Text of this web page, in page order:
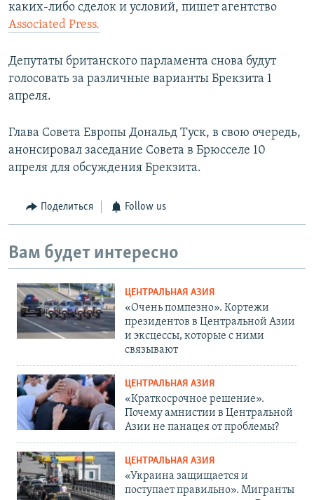
каких-либо сделок и условий, пишет агентство
Associated Press.
Депутаты британского парламента снова будут
голосовать за различные варианты Брекзита 1
апреля.
Глава Совета Европы Дональд Туск, в свою очередь,
анонсировал заседание Совета в Брюсселе 10
апреля для обсуждения Брекзита.
Поделиться Follow us
Вам будет интересно
ЦЕНТРАЛЬНАЯ АЗИЯ
«Очень помпезно». Кортежи
президентов в Центральной Азии
и эксцессы, которые с ними
связывают
ЦЕНТРАЛЬНАЯ АЗИЯ
«Краткосрочное решение».
Почему амнистии в Центральной
Азии не панацея от проблемы?
ЦЕНТРАЛЬНАЯ АЗИЯ
«Украина защищается и
поступает правильно». Мигранты